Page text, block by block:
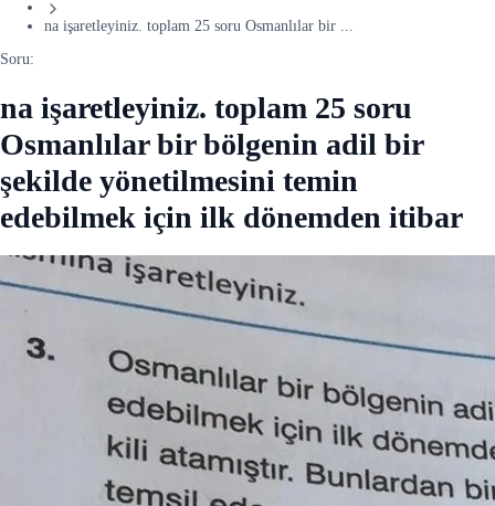
na işaretleyiniz. toplam 25 soru Osmanlılar bir ...
Soru:
na işaretleyiniz. toplam 25 soru
Osmanlılar bir bölgenin adil bir
şekilde yönetilmesini temin
edebilmek için ilk dönemden itibar